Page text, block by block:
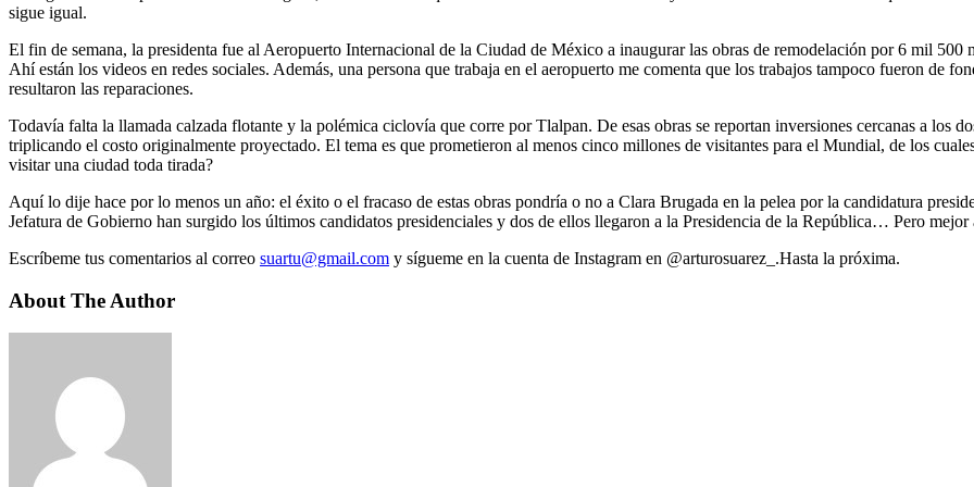
sigue igual.
El fin de semana, la presidenta fue al Aeropuerto Internacional de la Ciudad de México a inaugurar las obras de remodelación por 6 mil 500
Ahí están los videos en redes sociales. Además, una persona que trabaja en el aeropuerto me comenta que los trabajos tampoco fueron de
resultaron las reparaciones.
Todavía falta la llamada calzada flotante y la polémica ciclovía que corre por Tlalpan. De esas obras se reportan inversiones cercanas a los
triplicando el costo originalmente proyectado. El tema es que prometieron al menos cinco millones de visitantes para el Mundial, de los
visitar una ciudad toda tirada?
Aquí lo dije hace por lo menos un año: el éxito o el fracaso de estas obras pondría o no a Clara Brugada en la pelea por la candidatura
Jefatura de Gobierno han surgido los últimos candidatos presidenciales y dos de ellos llegaron a la Presidencia de la República… Pero mejor
Escríbeme tus comentarios al correo suartu@gmail.com y sígueme en la cuenta de Instagram en @arturosuarez_.Hasta la próxima.
About The Author